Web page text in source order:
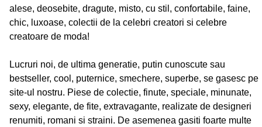
alese, deosebite, dragute, misto, cu stil, confortabile, faine,
chic, luxoase, colectii de la celebri creatori si celebre
creatoare de moda!
Lucruri noi, de ultima generatie, putin cunoscute sau
bestseller, cool, puternice, smechere, superbe, se gasesc pe
site-ul nostru. Piese de colectie, finute, speciale, minunate,
sexy, elegante, de fite, extravagante, realizate de designeri
renumiti, romani si straini. De asemenea gasiti foarte multe